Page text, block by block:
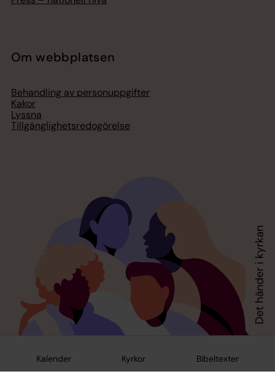
Kalender Kyrkor Bibeltexter
Om webbplatsen
Behandling av personuppgifter
Kakor
Lyssna
Tillgänglighetsredogörelse